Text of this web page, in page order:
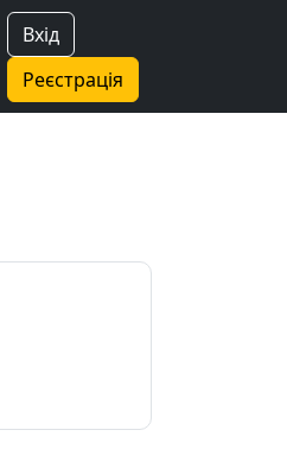
Вхід
Реєстрація